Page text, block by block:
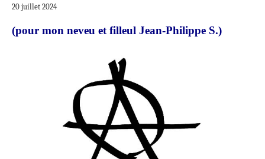
20 juillet 2024
(pour mon neveu et filleul Jean-Philippe S.)